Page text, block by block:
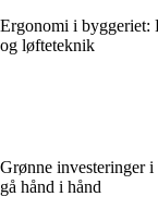
Ergonomi i byggeriet:
og løfteteknik
Grønne investeringer
gå hånd i hånd